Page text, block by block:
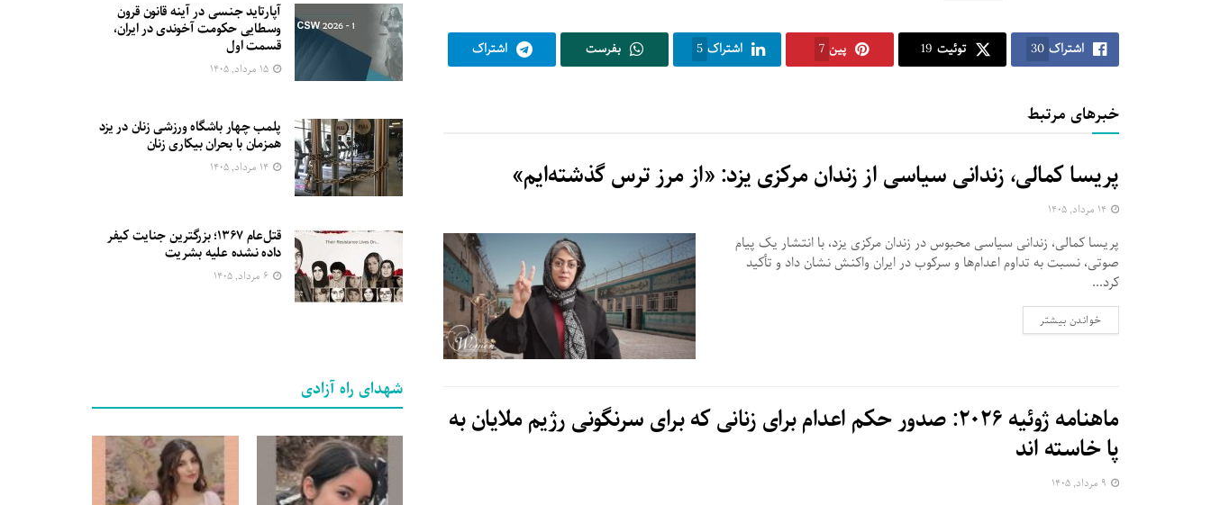
اشتراک 30 توئیت 19 پین 7 اشتراک 5 بفرست اشتراک
خبرهای مرتبط
پریسا کمالی، زندانی سیاسی از زندان مرکزی یزد: «از مرز ترس گذشته‌ایم»
پریسا کمالی، زندانی سیاسی محبوس در زندان مرکزی یزد، با انتشار یک پیام
صوتی، نسبت به تداوم اعدام‌ها و سرکوب در ایران واکنش نشان داد و تأکید
کرد...
خواندن بیشتر
ماهنامه ژوئیه ۲۰۲۶: صدور حکم اعدام برای زنانی که برای سرنگونی رژیم ملایان به
پا خاسته اند
آپارتاید جنسی در آینه قانون قرون
وسطایی حکومت آخوندی در ایران،
قسمت اول
پلمب چهار باشگاه ورزشی زنان در یزد
همزمان با بحران بیکاری زنان
قتل‌عام ۱۳۶۷؛ بزرگترین جنایت کیفر
داده نشده علیه بشریت
شهدای راه آزادی